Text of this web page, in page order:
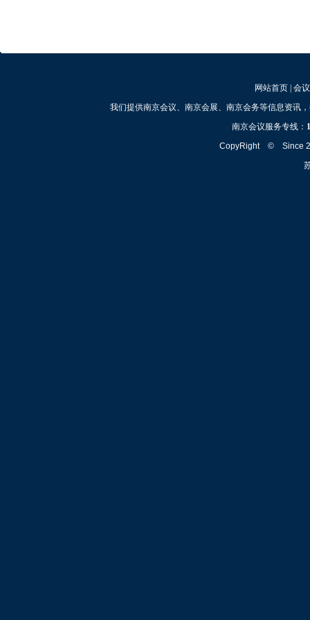
网站首页| 会
我们提供南京会议、南京会展、南京会务等信息资讯
南京会议服务专线：
CopyRight © Since